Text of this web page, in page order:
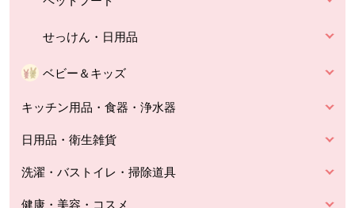
せっけん・日用品
ベビー＆キッズ
キッチン用品・食器・浄水器
日用品・衛生雑貨
洗濯・バストイレ・掃除道具
健康・美容・コスメ